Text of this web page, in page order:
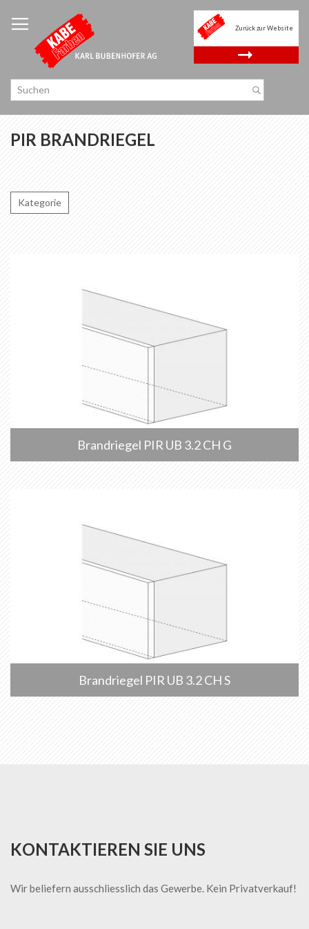
Inhalt
springen
Zurück zur Website
.
PIR BRANDRIEGEL
Kategorie
Brandriegel PIR UB 3.2 CH G
Brandriegel PIR UB 3.2 CH S
KONTAKTIEREN SIE UNS
Wir beliefern ausschliesslich das Gewerbe. Kein Privatverkauf!